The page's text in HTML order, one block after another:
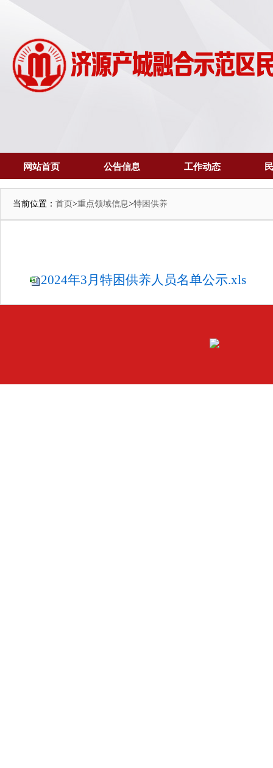
网站首页 公告信息 工作动态
当前位置： 首页 >重点领域信息>特困供养
2024年3月特困供养人员名单公示.xls